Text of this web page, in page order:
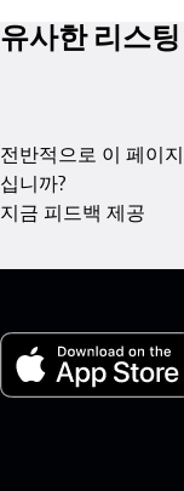
유사한 리스팅
전반적으로 이 페이
십니까?
지금 피드백 제공